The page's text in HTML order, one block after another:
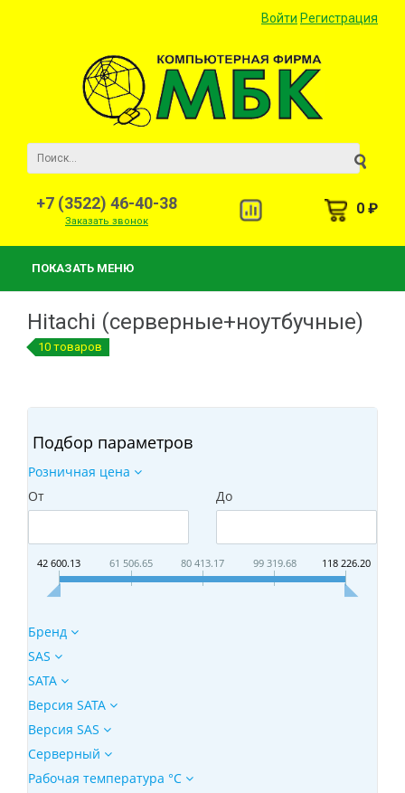
Войти Регистрация
+7 (3522) 46-40-38
Заказать звонок
0 ₽
ПОКАЗАТЬ МЕНЮ
Hitachi (серверные+ноутбучные)
10 товаров
Подбор параметров
Розничная цена
От
До
42 600.13 61 506.65 80 413.17 99 319.68 118 226.20
Бренд
SAS
SATA
Версия SATA
Версия SAS
Серверный
Рабочая температура °C